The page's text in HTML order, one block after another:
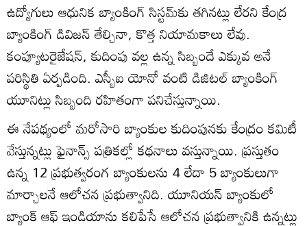
ఉద్యోగులు ఆధునిక బ్యాంకింగ్ సిస్టమ్‌కు తగినట్లు లేరని కేంద్ర
బ్యాంకింగ్ డివిజన్ తేల్చినా, కొత్త నియామకాలు లేవు.
కంప్యూటరైజేషన్, కుదింపు వల్ల ఉన్న సిబ్బందే ఎక్కువ అనే
పరిస్థితి ఏర్పడింది. ఎస్బీఐ యోనో వంటి డిజిటల్ బ్యాంకింగ్
యూనిట్లు సిబ్బంది రహితంగా పనిచేస్తున్నాయి.
ఈ నేపథ్యంలో మరోసారి బ్యాంకుల కుదింపునకు కేంద్రం కమిటీ
వేస్తున్నట్లు ఫైనాన్స్ పత్రికల్లో కథనాలు వస్తున్నాయి. ప్రస్తుతం
ఉన్న 12 ప్రభుత్వరంగ బ్యాంకులను 4 లేదా 5 బ్యాంకులుగా
మార్చాలనే ఆలోచన ప్రభుత్వానిది. యూనియన్ బ్యాంకులో
బ్యాంక్ ఆఫ్ ఇండియాను కలిపేసే ఆలోచన ప్రభుత్వానికి ఉన్నట్లు